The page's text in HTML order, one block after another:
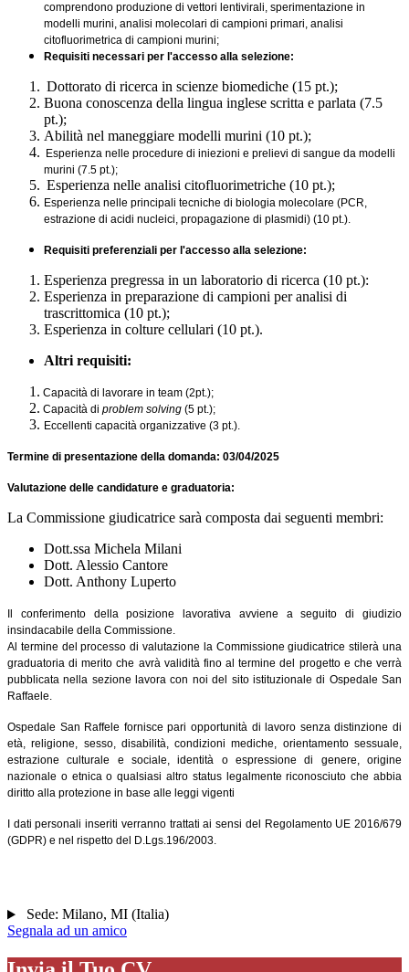
comprendono produzione di vettori lentivirali, sperimentazione in
modelli murini, analisi molecolari di campioni primari, analisi
citofluorimetrica di campioni murini;
Requisiti necessari per l'accesso alla selezione:
Dottorato di ricerca in scienze biomediche (15 pt.);
Buona conoscenza della lingua inglese scritta e parlata (7.5
pt.);
Abilità nel maneggiare modelli murini (10 pt.);
Esperienza nelle procedure di iniezioni e prelievi di sangue da modelli
murini (7.5 pt.);
Esperienza nelle analisi citofluorimetriche (10 pt.);
Esperienza nelle principali tecniche di biologia molecolare (PCR,
estrazione di acidi nucleici, propagazione di plasmidi) (10 pt.).
Requisiti preferenziali per l'accesso alla selezione:
Esperienza pregressa in un laboratorio di ricerca (10 pt.):
Esperienza in preparazione di campioni per analisi di
trascrittomica (10 pt.);
Esperienza in colture cellulari (10 pt.).
Altri requisiti:
Capacità di lavorare in team (2pt.);
Capacità di problem solving (5 pt.);
Eccellenti capacità organizzative (3 pt.).
Termine di presentazione della domanda: 03/04/2025
Valutazione delle candidature e graduatoria:
La Commissione giudicatrice sarà composta dai seguenti membri:
Dott.ssa Michela Milani
Dott. Alessio Cantore
Dott. Anthony Luperto
Il conferimento della posizione lavorativa avviene a seguito di giudizio
insindacabile della Commissione.
Al termine del processo di valutazione la Commissione giudicatrice stilerà una
graduatoria di merito che avrà validità fino al termine del progetto e che verrà
pubblicata nella sezione lavora con noi del sito istituzionale di Ospedale San
Raffaele.
Ospedale San Raffele fornisce pari opportunità di lavoro senza distinzione di
età, religione, sesso, disabilità, condizioni mediche, orientamento sessuale,
estrazione culturale e sociale, identità o espressione di genere, origine
nazionale o etnica o qualsiasi altro status legalmente riconosciuto che abbia
diritto alla protezione in base alle leggi vigenti
I dati personali inseriti verranno trattati ai sensi del Regolamento UE 2016/679
(GDPR) e nel rispetto del D.Lgs.196/2003.
Sede: Milano, MI(Italia)
Segnala ad un amico